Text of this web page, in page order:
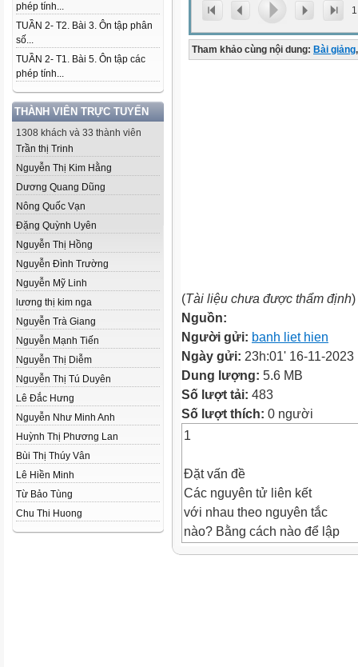
phép tính...
TUẦN 2- T2. Bài 3. Ôn tập phân
số...
TUẦN 2- T1. Bài 5. Ôn tập các
phép tính...
THÀNH VIÊN TRỰC TUYẾN
1308 khách và 33 thành viên
Trần thị Trinh
Nguyễn Thị Kim Hằng
Dương Quang Dũng
Nông Quốc Vạn
Đặng Quỳnh Uyên
Nguyễn Thị Hồng
Nguyễn Đình Trường
Nguyễn Mỹ Linh
lương thị kim nga
Nguyễn Trà Giang
Nguyễn Mạnh Tiến
Nguyễn Thị Diễm
Nguyễn Thị Tú Duyên
Lê Đắc Hưng
Nguyễn Như Minh Anh
Huỳnh Thị Phương Lan
Bùi Thị Thúy Vân
Lê Hiền Minh
Từ Bảo Tùng
Chu Thi Huong
1
Tham khảo cùng nội dung: Bài giảng,
(Tài liệu chưa được thẩm định)
Nguồn:
Người gửi: banh liet hien
Ngày gửi: 23h:01' 16-11-2023
Dung lượng: 5.6 MB
Số lượt tải: 483
Số lượt thích: 0 người
1
Đặt vấn đề
Các nguyên tử liên kết
với nhau theo nguyên tắc
nào? Bằng cách nào để lập